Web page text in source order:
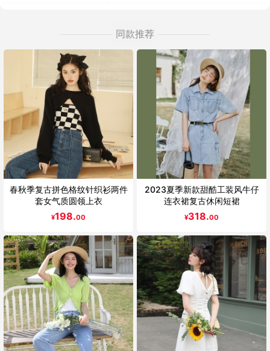
同款推荐
春秋季复古拼色格纹针织衫两件
套女气质圆领上衣
¥198.00
2023夏季新款甜酷工装风牛仔
连衣裙复古休闲短裙
¥318.00